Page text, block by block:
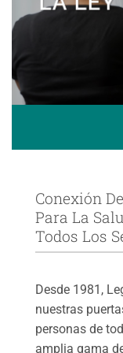
Conexión
Para La
Todos Los
Desde 1981,
nuestras
personas de
amplia gama